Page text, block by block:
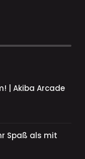
| Akiba Arcade
Spaß als mit